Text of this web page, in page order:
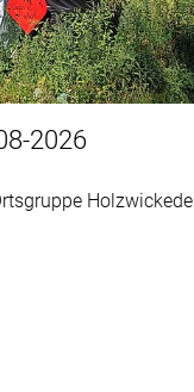
2026
Holzwickede